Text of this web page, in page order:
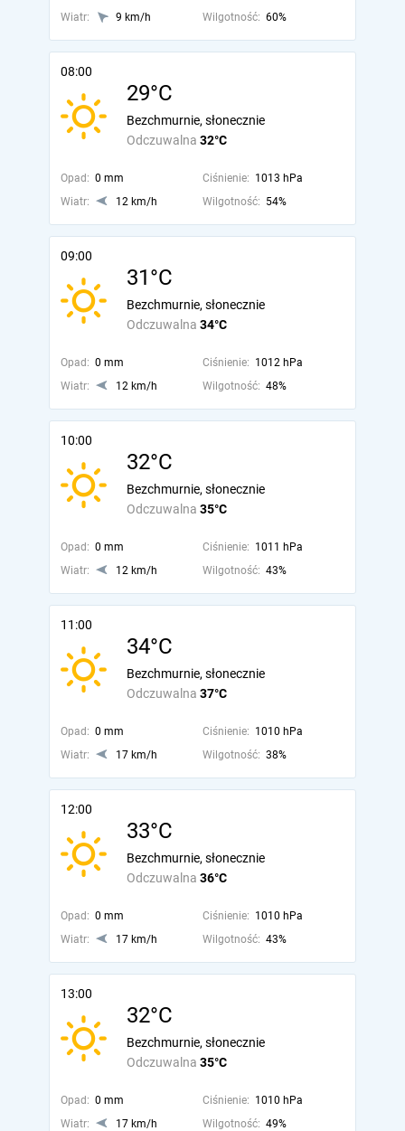
Wiatr: 9 km/h Wilgotność: 60%
08:00
29°C
Odczuwalna 32°C
Bezchmurnie, słonecznie
Opad: 0 mm Ciśnienie: 1013 hPa
Wiatr:
12 km/h Wilgotność: 54%
09:00
31°C
Odczuwalna 34°C
Bezchmurnie, słonecznie
Opad: 0 mm Ciśnienie: 1012 hPa
Wiatr:
12 km/h Wilgotność: 48%
10:00
32°C
Odczuwalna 35°C
Bezchmurnie, słonecznie
Opad: 0 mm Ciśnienie: 1011 hPa
Wiatr:
12 km/h Wilgotność: 43%
11:00
34°C
Odczuwalna 37°C
Bezchmurnie, słonecznie
Opad: 0 mm Ciśnienie: 1010 hPa
Wiatr:
17 km/h Wilgotność: 38%
12:00
33°C
Odczuwalna 36°C
Bezchmurnie, słonecznie
Opad: 0 mm Ciśnienie: 1010 hPa
Wiatr:
17 km/h Wilgotność: 43%
13:00
32°C
Odczuwalna 35°C
Bezchmurnie, słonecznie
Opad: 0 mm Ciśnienie: 1010 hPa
Wiatr:
17 km/h Wilgotność: 49%